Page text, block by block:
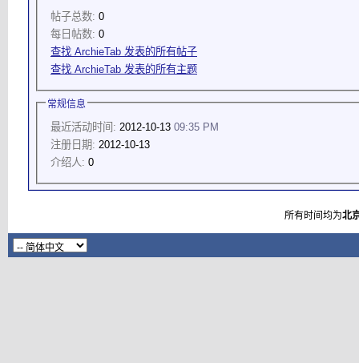
帖子总数: 0
每日帖数: 0
查找 ArchieTab 发表的所有帖子
查找 ArchieTab 发表的所有主题
常规信息
最近活动时间: 2012-10-13 09:35 PM
注册日期: 2012-10-13
介绍人: 0
所有时间均为北